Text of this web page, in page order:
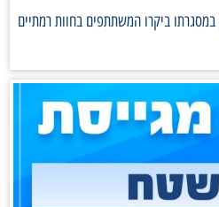
במסגרתו ביקרו המשתתפים בחוות רמתיים